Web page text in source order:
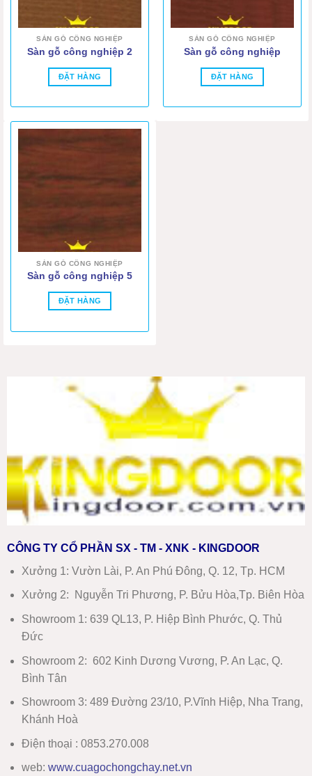
SÀN GỖ CÔNG NGHIỆP
Sàn gỗ công nghiệp 2
ĐẶT HÀNG
SÀN GỖ CÔNG NGHIỆP
Sàn gỗ công nghiệp
ĐẶT HÀNG
SÀN GỖ CÔNG NGHIỆP
Sàn gỗ công nghiệp 5
ĐẶT HÀNG
CÔNG TY CỔ PHẦN SX - TM - XNK - KINGDOOR
Xưởng 1: Vườn Lài, P. An Phú Đông, Q. 12, Tp. HCM
Xưởng 2: Nguyễn Tri Phương, P. Bửu Hòa,Tp. Biên Hòa
Showroom 1: 639 QL13, P. Hiệp Bình Phước, Q. Thủ
Đức
Showroom 2: 602 Kinh Dương Vương, P. An Lạc, Q.
Bình Tân
Showroom 3: 489 Đường 23/10, P.Vĩnh Hiệp, Nha Trang,
Khánh Hoà
Điện thoại : 0853.270.008
web: www.cuagochongchay.net.vn